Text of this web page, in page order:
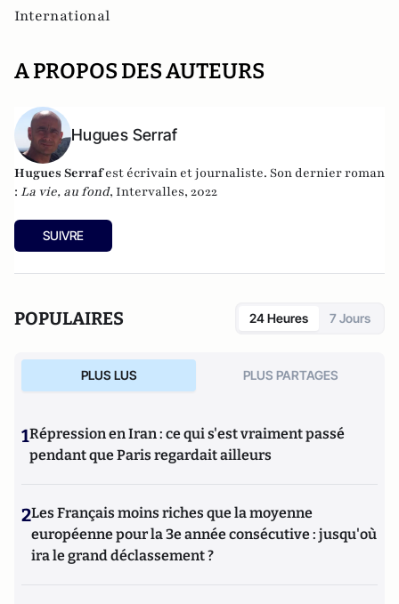
International
A PROPOS DES AUTEURS
Hugues Serraf
Hugues Serrafest écrivain et journaliste. Son dernier roman
: La vie, au fond, Intervalles, 2022
SUIVRE
POPULAIRES 24 Heures 7 Jours
PLUS LUS PLUS PARTAGES
1Répression en Iran : ce qui s'est vraiment passé
pendant que Paris regardait ailleurs
2Les Français moins riches que la moyenne
européenne pour la 3e année consécutive : jusqu'où
ira le grand déclassement ?